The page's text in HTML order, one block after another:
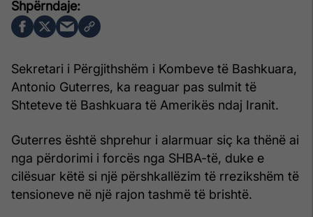
Sekretari i Përgjithshëm i Kombeve të Bashkuara,
Antonio Guterres, ka reaguar pas sulmit të
Shteteve të Bashkuara të Amerikës ndaj Iranit.
Guterres është shprehur i alarmuar siç ka thënë ai
nga përdorimi i forcës nga SHBA-të, duke e
cilësuar këtë si një përshkallëzim të rrezikshëm të
tensioneve në një rajon tashmë të brishtë.